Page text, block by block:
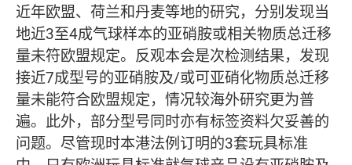
近年欧盟、荷兰和丹麦等地的研究，分别发现当
地近3至4成气球样本的亚硝胺或相关物质总迁移
量未符欧盟规定。反观本会是次检测结果，发现
接近7成型号的亚硝胺及/或可亚硝化物质总迁移
量未能符合欧盟规定，情况较海外研究更为普
遍。此外，部分型号同时亦有标签资料欠妥善的
问题。尽管现时本港法例订明的3套玩具标准